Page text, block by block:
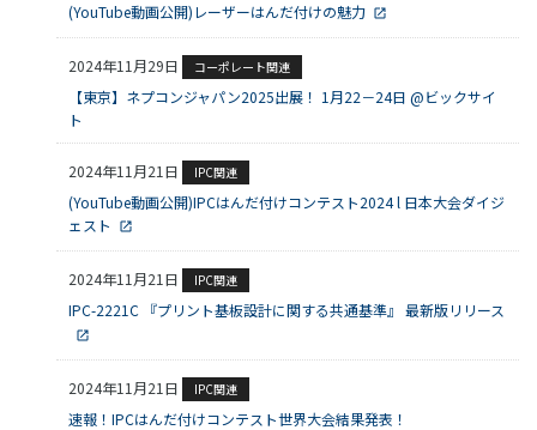
資料ダウンロード
(YouTube動画公開)レーザーはんだ付けの魅力
2024年11月29日 コーポレート関連
【東京】ネプコンジャパン2025出展！ 1月22－24日 @ビックサイ
ト
2024年11月21日 IPC関連
(YouTube動画公開)IPCはんだ付けコンテスト2024 l 日本大会ダイジ
ェスト
2024年11月21日 IPC関連
IPC-2221C 『プリント基板設計に関する共通基準』 最新版リリース
2024年11月21日 IPC関連
速報！IPCはんだ付けコンテスト世界大会結果発表！